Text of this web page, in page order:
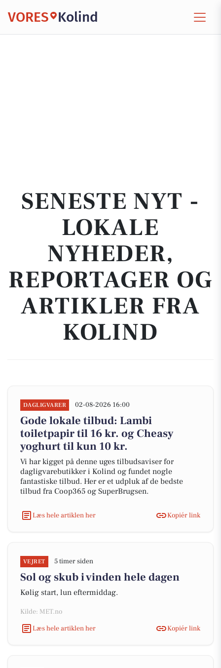
VORES Kolind
SENESTE NYT -
LOKALE
NYHEDER,
REPORTAGER OG
ARTIKLER FRA
KOLIND
DAGLIGVARER 02-08-2026 16:00
Gode lokale tilbud: Lambi
toiletpapir til 16 kr. og Cheasy
yoghurt til kun 10 kr.
Vi har kigget på denne uges tilbudsaviser for
dagligvarebutikker i Kolind og fundet nogle
fantastiske tilbud. Her er et udpluk af de bedste
tilbud fra Coop365 og SuperBrugsen.
Læs hele artiklen her Kopiér link
VEJRET 5 timer siden
Sol og skub i vinden hele dagen
Kølig start, lun eftermiddag.
Kilde: MET.no
Læs hele artiklen her
Kopiér link